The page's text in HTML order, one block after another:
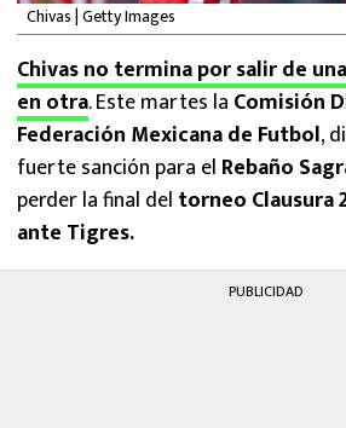
Chivas | Getty Images
Chivas no termina por salir de
en otra. Este martes la Comisión
Federación Mexicana de Futbol,
fuerte sanción para el Rebaño
perder la final del torneo Clausura
ante Tigres.
PUBLICIDAD